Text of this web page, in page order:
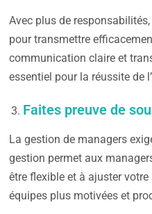
Avec plus de
pour transmettre
communication claire et
essentiel pour la réussite de
Faites preuve de
La gestion de managers
gestion permet aux
être flexible et à ajuster
équipes plus motivées et